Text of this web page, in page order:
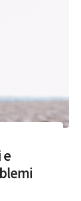
e